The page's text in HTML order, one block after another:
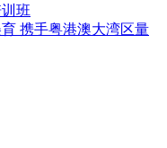
班
携手粤港澳大湾区量